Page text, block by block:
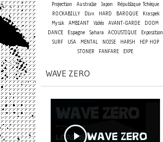
Projection
Australie Japon
République Tchèque
ROCKABILLY
Divx HARD BAROQUE
Kraspek
Mysik
AMBIANT Vidéo AVANT-GARDE
DOOM
DANCE
Espagne Sahara ACOUSTIQUE
Exposition
SURF
USA MENTAL NOISE HARSH
HIP HOP
STONER
FANFARE EXPE
WAVE ZERO